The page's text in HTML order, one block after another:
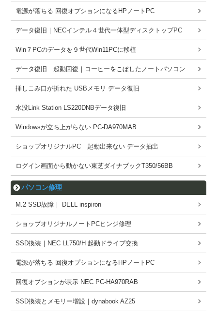
電源が落ちる 回復オプションになるHPノートPC
データ復旧｜NECインテル４世代一体型ディスクトップPC
Win７PCのデータを９世代Win11PCに移植
データ復旧 起動回復｜コーヒーをこぼしたノートパソコン
挿しこみ口が折れた USBメモリ データ復旧
水没Link Station LS220DNBデータ復旧
Windowsが立ち上がらない PC-DA970MAB
ショップオリジナルPC 起動出来ない データ抽出
ログイン画面から動かない東芝ダイナブックT350/56BB
パソコン修理
M.2 SSD故障｜ DELL inspiron
ショップオリジナルノートPCヒンジ修理
SSD換装｜NEC LL750/H 起動ドライブ交換
電源が落ちる 回復オプションになるHPノートPC
回復オプションが表示 NEC PC-HA970RAB
SSD換装とメモリー増設｜dynabook AZ25